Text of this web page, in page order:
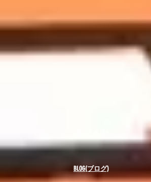
BLOG(ブログ)